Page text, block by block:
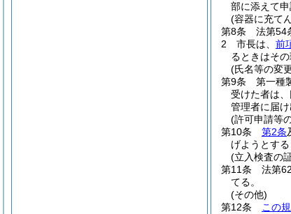
部に添えて申
(容器に充て
第8条
法第54
2
市長は、 前
るときはそ
(氏名等の変
第9条
第一種
受けた者は
管理者に届け
(許可申請等
第10条
第2条
げようとす
(立入検査の
第11条
法第
てる。
(その他)
第12条
この